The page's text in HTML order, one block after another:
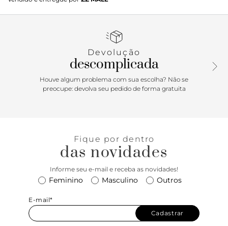
que redefine o conceito de elegância urbana. Com um
design estruturado e imponente, este modelo é a escolha
atitude. O enfeite metálico triangular dourado no cabedal
diferencial imediato ao look.Devolução
descomplicada
Houve algum problema com sua escolha? Não se
preocupe: devolva seu pedido de forma gratuita
Fique por dentro
das novidades
Informe seu e-mail e receba as novidades!
Feminino Masculino Outros
E-mail*
Cadastrar